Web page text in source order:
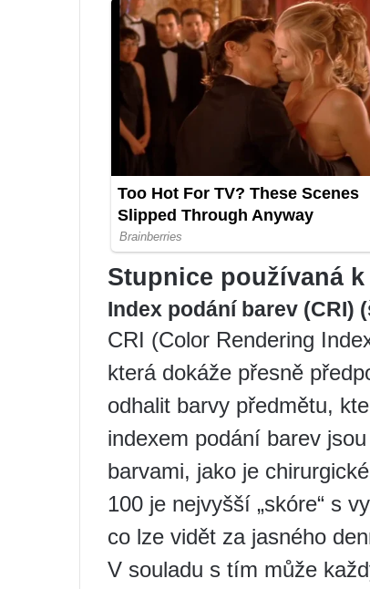
Stupnice používaná
Index podání barev (CRI)
CRI (Color Rendering
která dokáže přesně
odhalit barvy předmětu,
indexem podání barev
barvami, jako je
100 je nejvyšší „skóre“ s
co lze vidět za jasného
V souladu s tím může